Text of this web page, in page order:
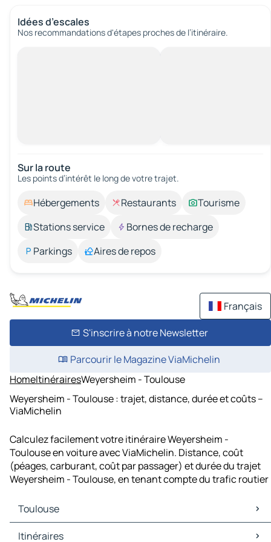
Idées d’escales
Nos recommandations d'étapes proches de l’itinéraire.
Sur la route
Les points d’intérêt le long de votre trajet.
Hébergements Restaurants
Tourisme
Stations service
Bornes de recharge
Parkings
Aires de repos
Français
S'inscrire à notre Newsletter
Parcourir le Magazine ViaMichelin
HomeItinérairesWeyersheim - Toulouse
Weyersheim - Toulouse : trajet, distance, durée et coûts –
ViaMichelin
Calculez facilement votre itinéraire Weyersheim -
Toulouse en voiture avec ViaMichelin. Distance, coût
(péages, carburant, coût par passager) et durée du trajet
Weyersheim - Toulouse, en tenant compte du trafic routier
Toulouse
Toulouse Cartes et plans
Itinéraires